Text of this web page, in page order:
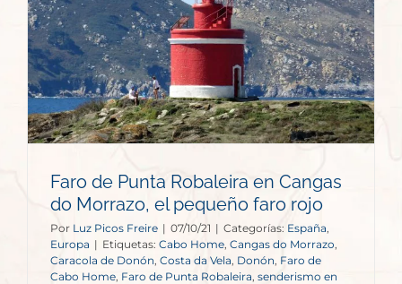
Faro de Punta Robaleira en Cangas
do Morrazo, el pequeño faro rojo
Por Luz Picos Freire | 07/10/21 | Categorías: España,
Europa | Etiquetas: Cabo Home Cangas do Morrazo,
Caracola de Donón, Costa da Vela Donón Faro de
Cabo Home, Faro de Punta Robaleira senderismo en